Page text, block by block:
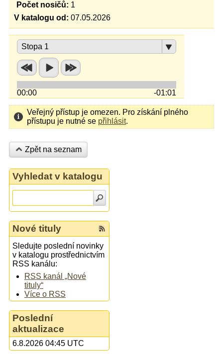
Počet nosičů: 1
V katalogu od: 07.05.2026
Stopa 1
00:00 -01:01
Veřejný přístup je omezen. Pro získání plného
přístupu je nutné se přihlásit.
Zpět na seznam
Vyhledat v katalogu
Nové tituly
Sledujte poslední novinky
v katalogu prostřednictvím
RSS kanálu:
RSS kanál „Nové
tituly“
Více o RSS
Poslední
aktualizace
6.8.2026 04:45 UTC